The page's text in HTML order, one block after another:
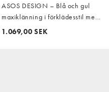
ASOS DESIGN – Blå och gul
maxiklänning i förklädesstil med
två lager, volang och abstrakt
1.069,00 SEK